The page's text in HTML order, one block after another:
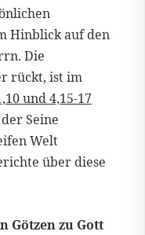
Hinblick auf den
Die
rückt, ist im
und 4,15-17
Seine
Welt
über diese
Götzen zu Gott